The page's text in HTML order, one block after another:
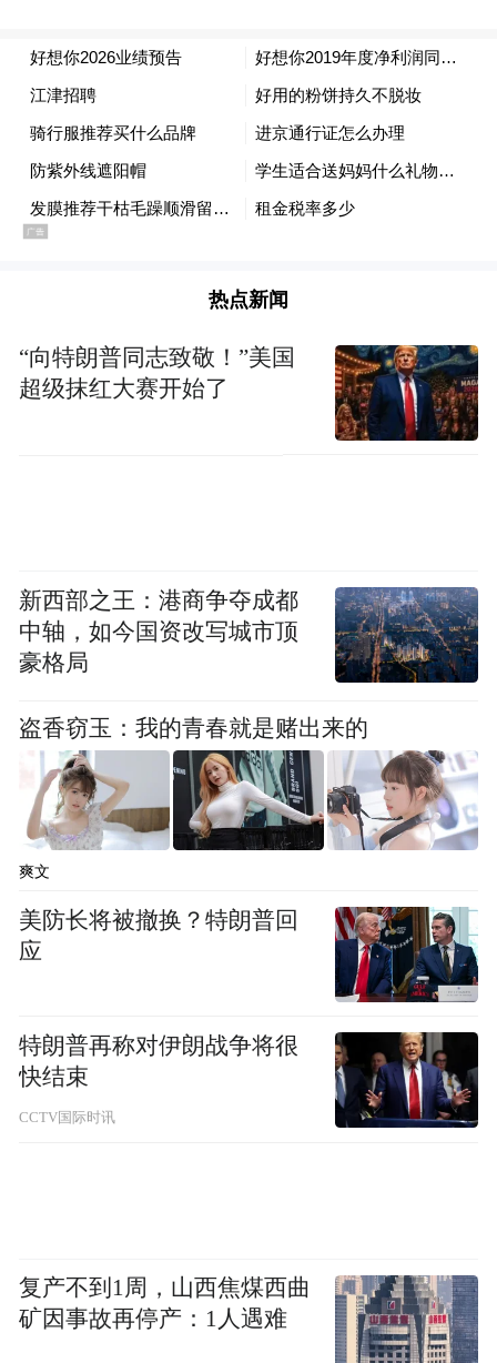
艺、仓储、检测、服务等环节层层把关，确
保每一颗红枣都天然、健康、高品质。在产
品创新上，好想你从未停下脚步。秉持食药
同源理念，紧扣市场需求，从率先开发 “无核
枣”、创新推出 “枣片”，到如今打造丰富的
枣黄芪水、黑金枣、黑金枣芝麻丸、红枣八
多样化需求。
作为一家有温度的品牌，好想你多年来，积
极履行社会责任，在河南暴雨、甘肃地震、
疫情等灾害发生时，迅速捐赠现金及物资，
为受灾群众送去温暖与希望。同时，好想你
种植面 积约 600 万亩，覆盖国家级贫困县 21
个，辐射人口 600 余万人，产业化种植让新
热点新闻
“向特朗普同志致敬！”美国
超级抹红大赛开始了
新西部之王：港商争夺成都
中轴，如今国资改写城市顶
豪格局
盗香窃玉：我的青春就是赌出来的
爽文
美防长将被撤换？特朗普回
应
特朗普再称对伊朗战争将很
快结束
CCTV国际时讯
复产不到1周，山西焦煤西曲
矿因事故再停产：1人遇难